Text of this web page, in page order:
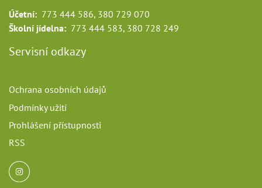
Účetní: 773 444 586, 380 729 070
Školní jídelna: 773 444 583, 380 728 249
Servisní odkazy
Ochrana osobních údajů
Podmínky užití
Prohlášení přístupnosti
RSS